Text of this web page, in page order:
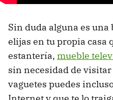
Sin duda alguna es
elijas en tu propia casa
estantería, mueble
sin necesidad de visitar
vaguetes puedes